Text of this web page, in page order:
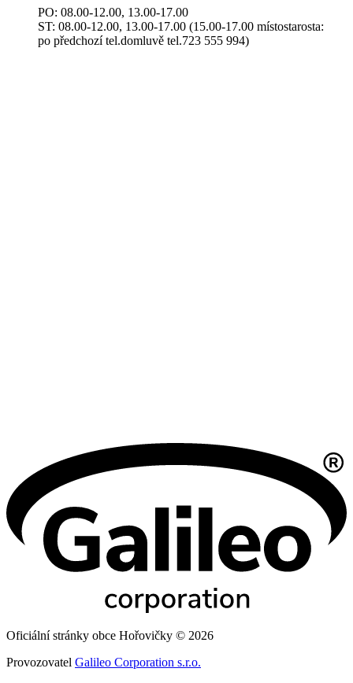
PO: 08.00-12.00, 13.00-17.00
ST: 08.00-12.00, 13.00-17.00 (15.00-17.00 místostarosta:
po předchozí tel.domluvě tel.723 555 994)
Oficiální stránky obce Hořovičky © 2026
Provozovatel Galileo Corporation s.r.o.